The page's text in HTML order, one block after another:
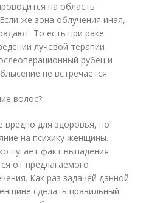
на область
же зона облучения иная,
То есть при раке
лучевой терапии
рубец и
не встречается.
волос?
вредно для здоровья, но
на психику женщины.
пугает факт выпадения
от предлагаемого
Как раз задачей данной
сделать правильный